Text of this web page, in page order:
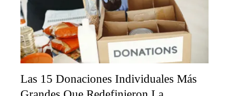
Las 15 Donaciones Individuales Más